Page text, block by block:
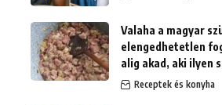
Valaha a magyar
elengedhetetlen
alig akad, aki ilyen
Receptek és konyha